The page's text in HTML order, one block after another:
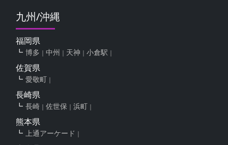
九州/沖縄
福岡県
博多 中州 天神 小倉駅
佐賀県
愛敬町
長崎県
長崎 佐世保 浜町
熊本県
上通アーケード